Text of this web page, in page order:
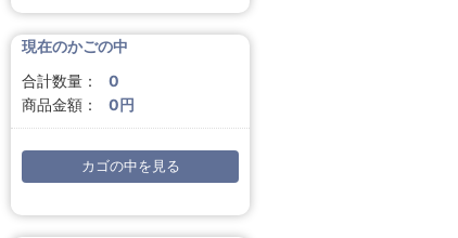
現在のかごの中
合計数量：
0
商品金額：
0円
カゴの中を見る